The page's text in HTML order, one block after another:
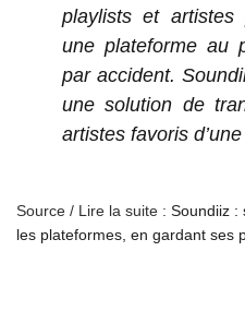
playlists et artistes
une plateforme au
par accident.
une solution de
artistes favoris
Source / Lire la suite : Soundiiz :
les plateformes, en gardant ses